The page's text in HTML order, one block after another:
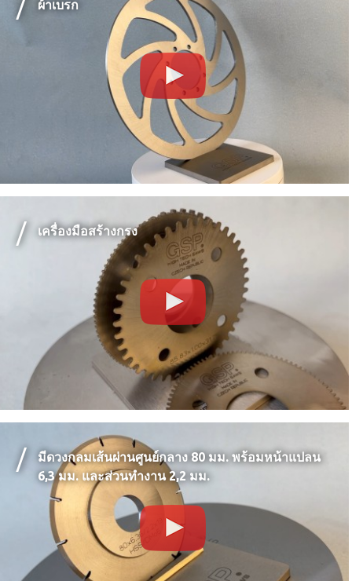
ผ้าเบรก
เครื่องมือสร้างกรง
มีดวงกลมเส้นผ่านศูนย์กลาง 80 มม. พร้อมหน้าแปลน
6,3 มม. และส่วนทำงาน 2,2 มม.